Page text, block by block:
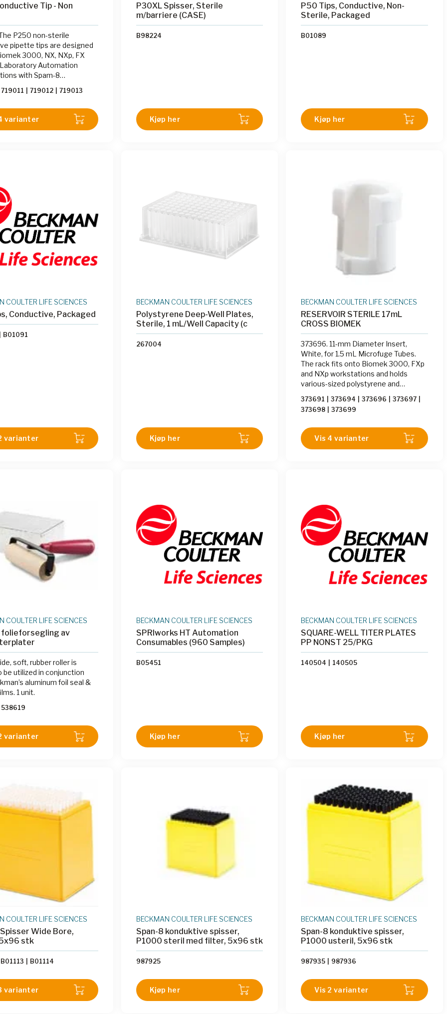
Tip - Non
P250 non-sterile
pipette tips are designed
3000, NX, NXp, FX
Automation
with Spam-8
make automating
and
to and from a variety of
are straight and leak-
are guaranteed to be free
RNase, PCR inhibition,
and trace metals.
racks.
719011 719012 719013
varianter
P30XL Spisser, Sterile
m/barriere (CASE)
B98224
Kjøp her
P50 Tips, Conductive, Non-
Sterile, Packaged
B01089
Kjøp her
COULTER LIFE SCIENCES
Conductive, Packaged
B01091
varianter
BECKMAN COULTER LIFE SCIENCES
Polystyrene Deep-Well Plates,
Sterile, 1 mL/Well Capacity (c
267004
Kjøp her
BECKMAN COULTER LIFE SCIENCES
RESERVOIR STERILE 17mL
CROSS BIOMEK
373696. 11-mm Diameter Insert,
White, for 1.5 mL Microfuge Tubes.
The rack fits onto Biomek 3000, FXp
and NXp workstations and holds
various-sized polystyrene and
and cryovials. To ensure proper tube
fit, inserts must be used. Due to
tubes and cryovials should be
measured prior to selecting an insert.
diameter 1.5 mL microfuge white
insert tubes.
373691 373694 373696 373697
373698
373699
Vis 4 varianter
COULTER LIFE SCIENCES
folieforsegling av
soft, rubber roller is
be utilized in conjunction
aluminum foil seal &
1 unit.
538619
varianter
BECKMAN COULTER LIFE SCIENCES
SPRIworks HT Automation
Consumables (960 Samples)
B05451
Kjøp her
BECKMAN COULTER LIFE SCIENCES
SQUARE-WELL TITER PLATES
PP NONST 25/PKG
140504 140505
Kjøp her
COULTER LIFE SCIENCES
Wide Bore,
5x96 stk
B01114
varianter
BECKMAN COULTER LIFE SCIENCES
Span-8 konduktive spisser,
P1000 steril med filter, 5x96 stk
987925
Kjøp her
BECKMAN COULTER LIFE SCIENCES
Span-8 konduktive spisser,
P1000 usteril, 5x96 stk
987935 987936
Vis 2 varianter